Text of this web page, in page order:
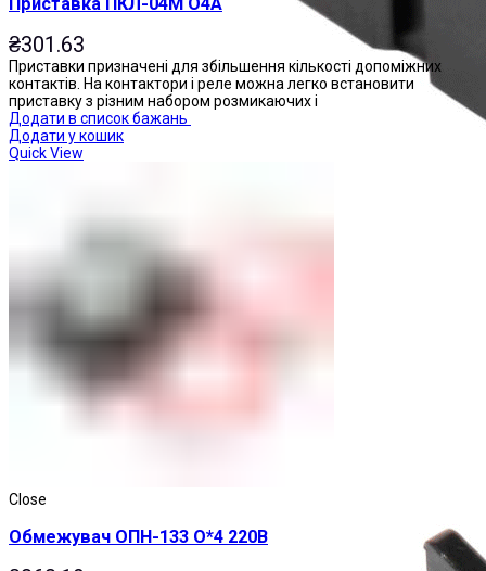
Реле проміжні
₴301.63
Приставки призначені для збільшення кількості допоміжних
контактів. На контактори і реле можна легко встановити
приставку з різним набором розмикаючих і
Додати в список бажань
Додати у кошик
Quick View
Close
Обмежувач ОПН-133 О*4 220В